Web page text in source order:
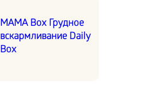
MAMA Box Грудное
вскармливание Daily
Box